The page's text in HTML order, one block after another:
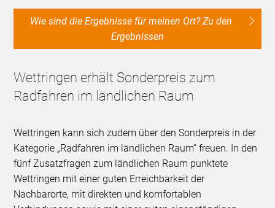
Wie sind die Ergebnisse für meinen Ort? Zu den
Ergebnissen
Wettringen erhält Sonderpreis zum
Radfahren im ländlichen Raum
Wettringen kann sich zudem über den Sonderpreis in der
Kategorie „Radfahren im ländlichen Raum“ freuen. In den
fünf Zusatzfragen zum ländlichen Raum punktete
Wettringen mit einer guten Erreichbarkeit der
Nachbarorte, mit direkten und komfortablen